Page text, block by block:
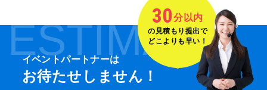
ESTIMATE
イベントパートナーは
お待たせしません！
30分以内
の見積もり提出で
どこよりも早い！